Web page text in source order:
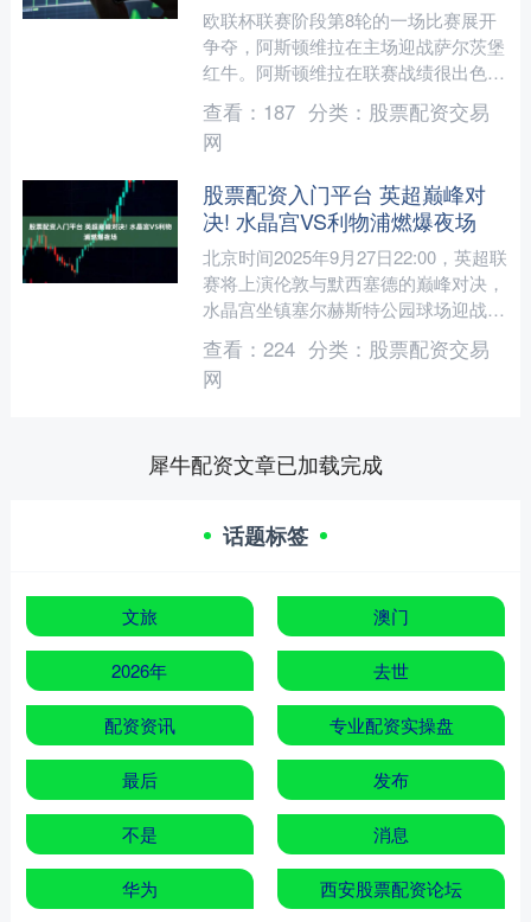
欧联杯联赛阶段第8轮的一场比赛展开
争夺，阿斯顿维拉在主场迎战萨尔茨堡
红牛。阿斯顿维拉在联赛战绩很出色，
23场联赛取得14胜4平5负的成绩，排名
第3，只落后榜首的....
查看： 187 分类： 股票配资交易
网
股票配资入门平台 英超巅峰对
决! 水晶宫VS利物浦燃爆夜场
北京时间2025年9月27日22:00，英超联
赛将上演伦敦与默西塞德的巅峰对决，
水晶宫坐镇塞尔赫斯特公园球场迎战红
军利物浦。这场价值欧冠席位的关键战
役股票配资入....
查看： 224 分类： 股票配资交易
网
犀牛配资文章已加载完成
话题标签
文旅 澳门
2026年 去世
配资资讯 专业配资实操盘
最后 发布
不是 消息
华为 西安股票配资论坛